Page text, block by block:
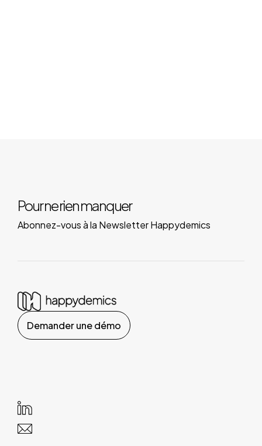
Pour ne rien manquer
Abonnez-vous à la Newsletter Happydemics
Demander une démo